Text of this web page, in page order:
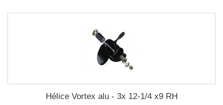
Hélice Vortex alu - 3x 12-1/4 x9 RH